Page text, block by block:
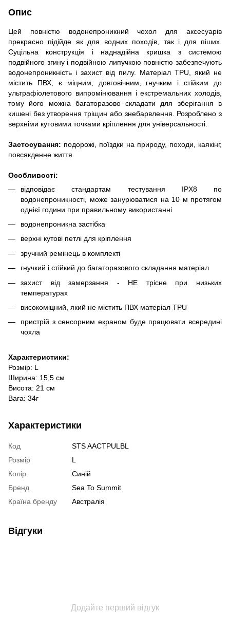
Опис
Цей повністю водонепроникний чохол для аксесуарів
прекрасно підійде як для водних походів, так і для піших.
Суцільна конструкція і наднадійна кришка з системою
подвійного згину і подвійною липучкою повністю забезпечують
водонепроникність і захист від пилу. Матеріал TPU, який не
містить ПВХ, є міцним, довговічним, гнучким і стійким до
ультрафіолетового випромінювання і екстремальних холодів,
тому його можна багаторазово складати для зберігання в
кишені без утворення тріщин або знебарвлення. Розроблено з
верхніми кутовими точками кріплення для універсальності.
Застосування: подорожі, поїздки на природу, походи, каякінг,
повсякденне життя.
Особливості:
відповідає стандартам тестування IPX8 по
водонепроникності, може занурюватися на 10 м протягом
однієї години при правильному використанні
водонепроникна застібка
верхні кутові петлі для кріплення
зручний ремінець в комплекті
гнучкий і стійкий до багаторазового складання матеріал
захист від замерзання - НЕ трісне при низьких
температурах
високоміцний, який не містить ПВХ матеріал TPU
пристрій з сенсорним екраном буде працювати всередині
чохла
Характеристики:
Розмір: L
Ширина: 15,5 см
Висота: 21 см
Вага: 34г
Характеристики
Код
STS AACTPULBL
Розмір
L
Колір
Синій
Бренд
Sea To Summit
Країна бренду
Австралія
Відгуки
Додайте перший відгук